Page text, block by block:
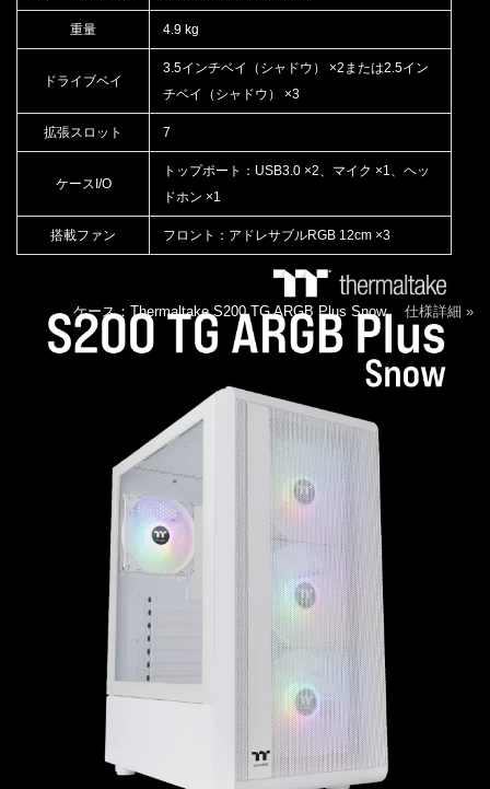
重量 4.9 kg
ドライブベイ
3.5インチベイ（シャドウ） ×2または2.5イン
チベイ（シャドウ） ×3
拡張スロット 7
ケースI/O
トップポート：USB3.0 ×2、マイク ×1、ヘッ
ドホン ×1
搭載ファン フロント：アドレサブルRGB 12cm ×3
ケース：Thermaltake S200 TG ARGB Plus Snow 仕様詳細 »